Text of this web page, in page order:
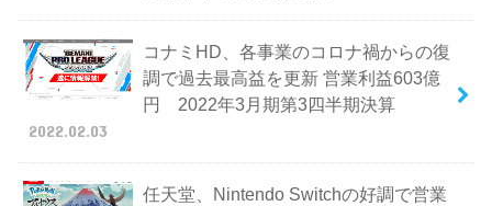
コナミHD、各事業のコロナ禍からの復
調で過去最高益を更新 営業利益603億
円 2022年3月期第3四半期決算
2022.02.03
任天堂、Nintendo Switchの好調で営業